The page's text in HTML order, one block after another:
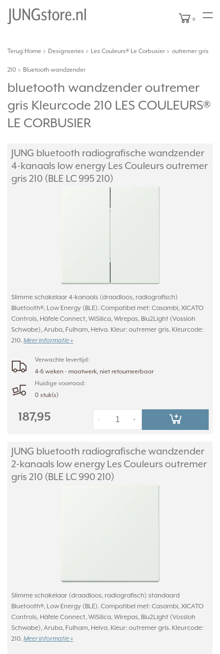
0
Terug Home Designseries Les Couleurs® Le Corbusier outremer gris
210 Bluetooth wandzender
bluetooth wandzender outremer
gris Kleurcode 210 LES COULEURS®
LE CORBUSIER
JUNG bluetooth radiografische wandzender
4-kanaals low energy Les Couleurs outremer
gris 210 (BLE LC 995 210)
Slimme schakelaar 4-kanaals (draadloos, radiografisch)
Bluetooth®, Low Energy (BLE). Compatibel met: Casambi, XICATO
Controls, Häfele Connect, WiSilica, Wirepas, Blu2Light (Vossloh
Schwabe), Aruba, Fulham, Helva. Kleur: outremer gris. Kleurcode:
210. Meer informatie »
Verwachte levertijd:
4-6 weken - maatwerk, niet retourneerbaar
Huidige voorraad:
0 stuk(s)
187,95 +
-
JUNG bluetooth radiografische wandzender
2-kanaals low energy Les Couleurs outremer
gris 210 (BLE LC 990 210)
Slimme schakelaar (draadloos, radiografisch) standaard
Bluetooth®, Low Energy (BLE). Compatibel met: Casambi, XICATO
Controls, Häfele Connect, WiSilica, Wirepas, Blu2Light (Vossloh
Schwabe), Aruba, Fulham, Helva. Kleur: outremer gris. Kleurcode:
210. Meer informatie »